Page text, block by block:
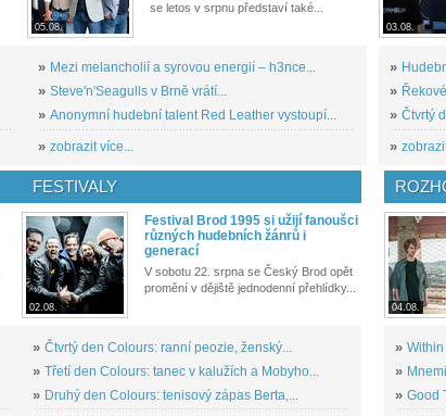
05.08.
se letos v srpnu představí také...
» Mezi melancholií a syrovou energií – h3nce...
» Steve'n'Seagulls v Brně vrátí...
» Anonymní hudební talent Red Leather vystoupí...
» zobrazit více...
03.08.
»
»
» Čtvrtý
»
FESTIVALY
02.08.
Festival Brod 1995 si užijí fanoušci
různých hudebních žánrů i
generací
V sobotu 22. srpna se Český Brod opět
promění v dějiště jednodenní přehlídky...
» Čtvrtý den Colours: ranní peozie, ženský...
» Třetí den Colours: tanec v kalužích a Mobyho...
» Druhý den Colours: tenisový zápas Berta,...
04.08.
»
»
» Good